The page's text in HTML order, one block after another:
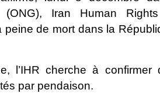
(ONG), Iran Human
de mort dans la
l’IHR cherche à
par pendaison.